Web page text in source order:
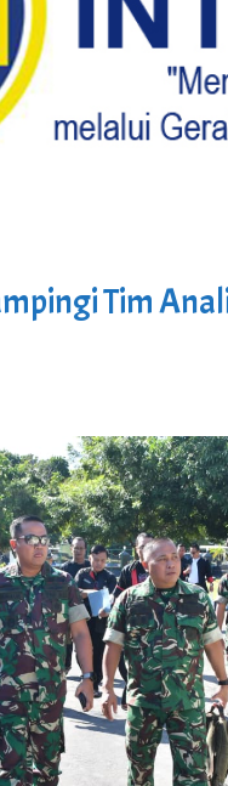
Tim